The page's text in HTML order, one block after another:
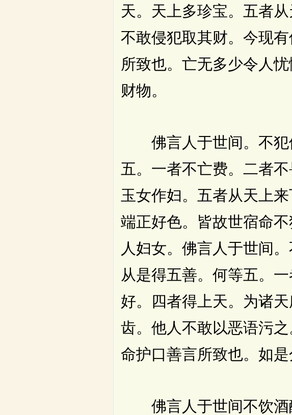
天。天上多珍宝。五者
不敢侵犯取其财。今现
所致也。亡无多少令人
财物。
佛言人于世间。不犯
五。一者不亡费。二者
玉女作妇。五者从天上
端正好色。皆故世宿命
人妇女。佛言人于世间
从是得五善。何等五。
好。四者得上天。为诸
齿。他人不敢以恶语污
命护口善言所致也。如是
佛言人于世间不饮酒